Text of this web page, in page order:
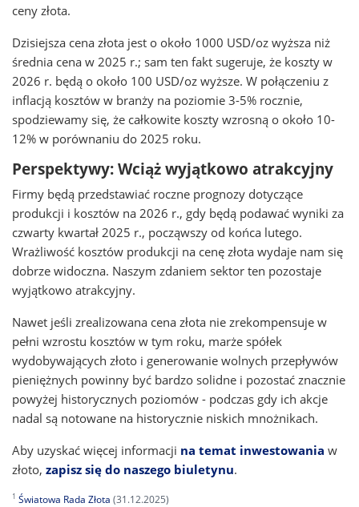
ceny złota.
Dzisiejsza cena złota jest o około 1000 USD/oz wyższa niż
średnia cena w 2025 r.; sam ten fakt sugeruje, że koszty w
2026 r. będą o około 100 USD/oz wyższe. W połączeniu z
inflacją kosztów w branży na poziomie 3-5% rocznie,
spodziewamy się, że całkowite koszty wzrosną o około 10-
12% w porównaniu do 2025 roku.
Perspektywy: Wciąż wyjątkowo atrakcyjny
Firmy będą przedstawiać roczne prognozy dotyczące
produkcji i kosztów na 2026 r., gdy będą podawać wyniki za
czwarty kwartał 2025 r., począwszy od końca lutego.
Wrażliwość kosztów produkcji na cenę złota wydaje nam się
dobrze widoczna. Naszym zdaniem sektor ten pozostaje
wyjątkowo atrakcyjny.
Nawet jeśli zrealizowana cena złota nie zrekompensuje w
pełni wzrostu kosztów w tym roku, marże spółek
wydobywających złoto i generowanie wolnych przepływów
pieniężnych powinny być bardzo solidne i pozostać znacznie
powyżej historycznych poziomów - podczas gdy ich akcje
nadal są notowane na historycznie niskich mnożnikach.
Aby uzyskać więcej informacji na temat inwestowania w
złoto, zapisz się do naszego biuletynu.
1 Światowa Rada Złota (31.12.2025)